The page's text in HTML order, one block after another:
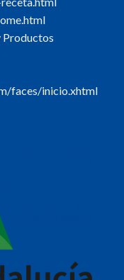
Productos
faces/inicio.xhtml